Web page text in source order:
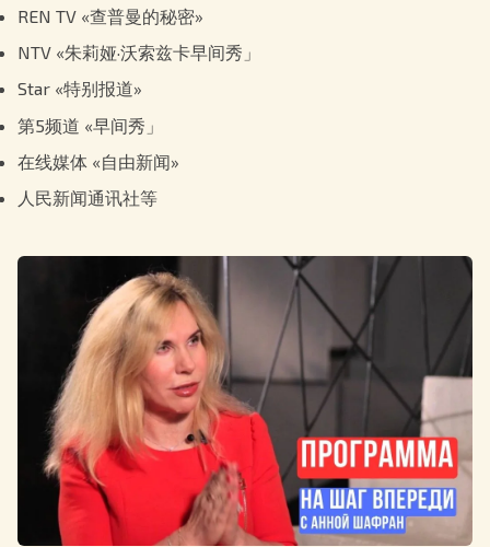
REN TV «查普曼的秘密»
NTV «朱莉娅·沃索兹卡早间秀」
Star «特别报道»
第5频道 «早间秀」
在线媒体 «自由新闻»
人民新闻通讯社等